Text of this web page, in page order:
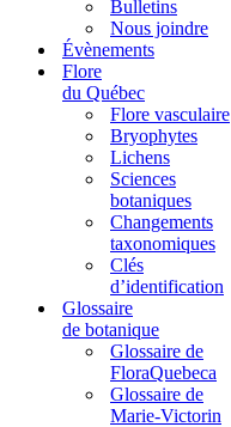
Bulletins
Nous joindre
Évènements
Flore
du Québec
Flore vasculaire
Bryophytes
Lichens
Sciences
botaniques
Changements
taxonomiques
Clés
d’identification
Glossaire
de botanique
Glossaire de
FloraQuebeca
Glossaire de
Marie-Victorin